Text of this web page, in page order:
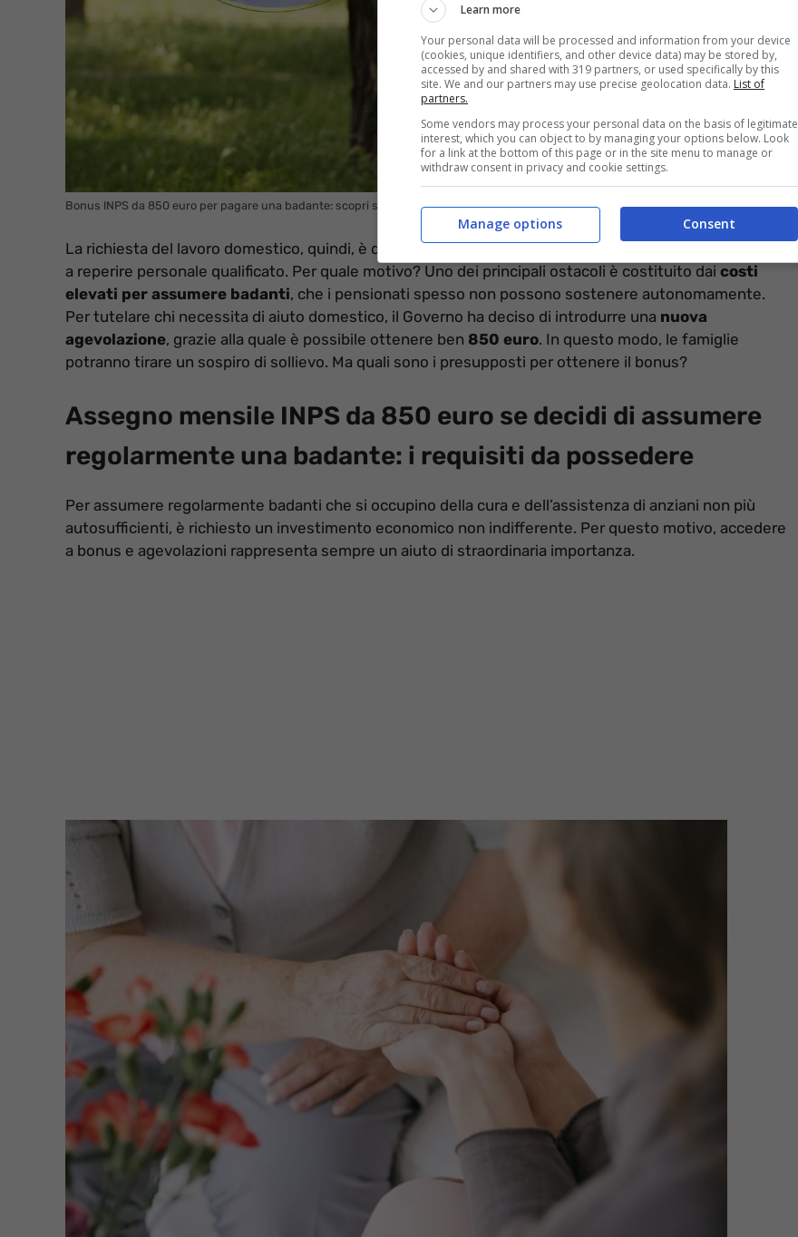
Bonus INPS da 850 euro per pagare una badante: scopri subito come richiederlo (informazioneoggi.it)
La richiesta del lavoro domestico, quindi, è destinata a salire, ma molti nuclei familiari hanno difficoltà
a reperire personale qualificato. Per quale motivo? Uno dei principali ostacoli è costituito dai costi
elevati per assumere badanti, che i pensionati spesso non possono sostenere autonomamente.
Per tutelare chi necessita di aiuto domestico, il Governo ha deciso di introdurre una nuova
agevolazione, grazie alla quale è possibile ottenere ben 850 euro. In questo modo, le famiglie
potranno tirare un sospiro di sollievo. Ma quali sono i presupposti per ottenere il bonus?
Assegno mensile INPS da 850 euro se decidi di assumere
regolarmente una badante: i requisiti da possedere
Per assumere regolarmente badanti che si occupino della cura e dell’assistenza di anziani non più
autosufficienti, è richiesto un investimento economico non indifferente. Per questo motivo, accedere
a bonus e agevolazioni rappresenta sempre un aiuto di straordinaria importanza.
Learn more
Your personal data will be processed and information from your device
(cookies, unique identifiers, and other device data) may be stored by,
accessed by and shared with 319 partners, or used specifically by this
site. We and our partners may use precise geolocation data. List of
partners.
Some vendors may process your personal data on the basis of legitimate
interest, which you can object to by managing your options below. Look
for a link at the bottom of this page or in the site menu to manage or
withdraw consent in privacy and cookie settings.
Consent
Manage options